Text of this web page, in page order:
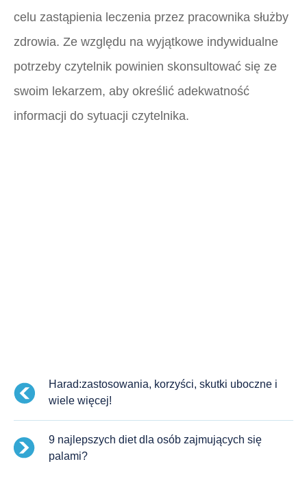
celu zastąpienia leczenia przez pracownika służby
zdrowia. Ze względu na wyjątkowe indywidualne
potrzeby czytelnik powinien skonsultować się ze
swoim lekarzem, aby określić adekwatność
informacji do sytuacji czytelnika.
Harad:zastosowania, korzyści, skutki uboczne i
wiele więcej!
9 najlepszych diet dla osób zajmujących się
palami?